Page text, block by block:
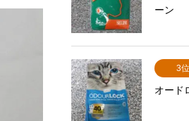
ーン
3位
オード